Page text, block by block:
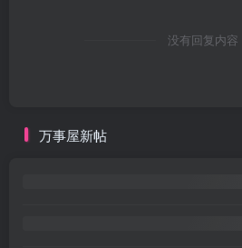
没有回复内容
万事屋新帖